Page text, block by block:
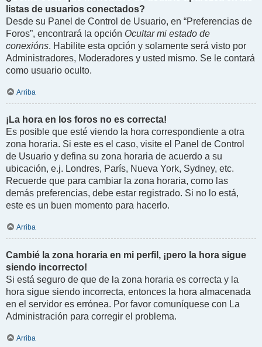
listas de usuarios conectados?
Desde su Panel de Control de Usuario, en “Preferencias de
Foros”, encontrará la opción Ocultar mi estado de
conexións. Habilite esta opción y solamente será visto por
Administradores, Moderadores y usted mismo. Se le contará
como usuario oculto.
Arriba
¡La hora en los foros no es correcta!
Es posible que esté viendo la hora correspondiente a otra
zona horaria. Si este es el caso, visite el Panel de Control
de Usuario y defina su zona horaria de acuerdo a su
ubicación, e.j. Londres, París, Nueva York, Sydney, etc.
Recuerde que para cambiar la zona horaria, como las
demás preferencias, debe estar registrado. Si no lo está,
este es un buen momento para hacerlo.
Arriba
Cambié la zona horaria en mi perfil, ¡pero la hora sigue
siendo incorrecto!
Si está seguro de que de la zona horaria es correcta y la
hora sigue siendo incorrecta, entonces la hora almacenada
en el servidor es errónea. Por favor comuníquese con La
Administración para corregir el problema.
Arriba